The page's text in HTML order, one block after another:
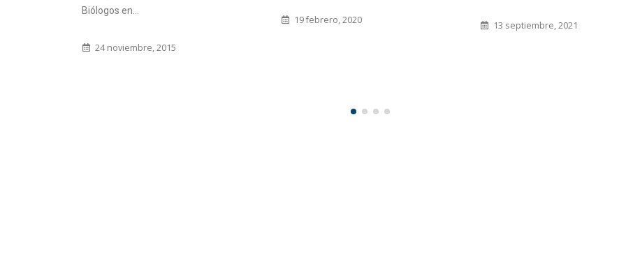
Biólogos en...
24 noviembre, 2015
19 febrero, 2020 13 septiembre, 2021